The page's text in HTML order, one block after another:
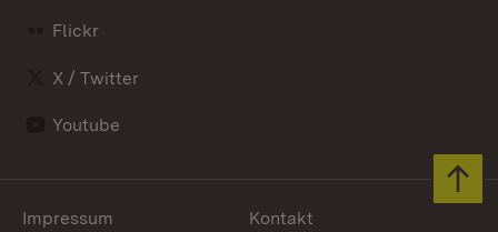
Flickr
X / Twitter
Youtube
Impressum Kontakt